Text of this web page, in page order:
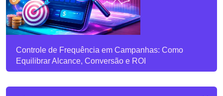
Controle de Frequência em Campanhas: Como
Equilibrar Alcance, Conversão e ROI